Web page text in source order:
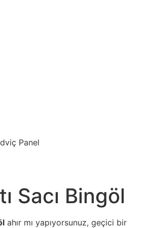
Panel
Sacı Bingöl
ahır mı yapıyorsunuz, geçici bir